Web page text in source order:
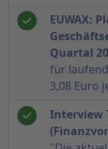
EUWAX:
Quartal
für
3,08 Euro
Interview